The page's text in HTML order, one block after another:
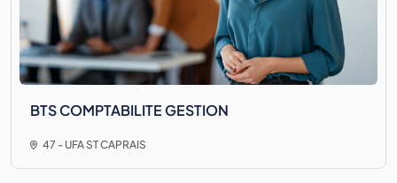
BTS COMPTABILITE GESTION
47 - UFA ST CAPRAIS